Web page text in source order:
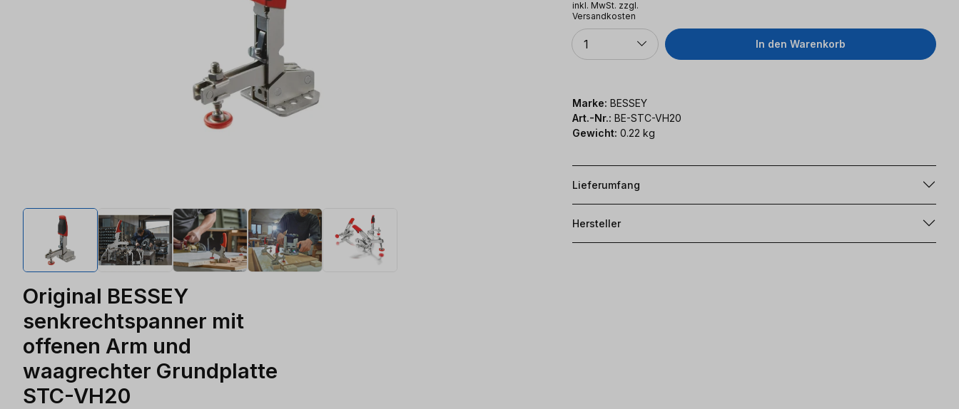
inkl. MwSt. zzgl.
Versandkosten
Anzahl
1 In den Warenkorb
Marke: BESSEY
Art.-Nr.: BE-STC-VH20
Gewicht: 0.22 kg
Lieferumfang
Hersteller
Original BESSEY
senkrechtspanner mit
offenen Arm und
waagrechter Grundplatte
STC-VH20